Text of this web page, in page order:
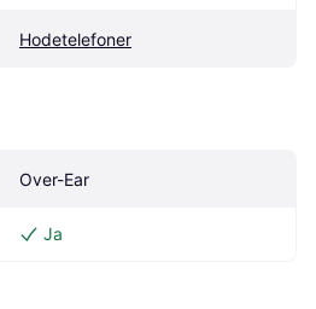
Hodetelefoner
Over-Ear
Ja